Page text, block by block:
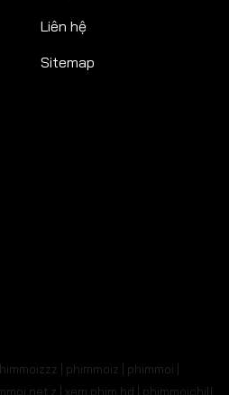
Liên hệ
Sitemap
| phimmoiz | phimmoi |
z | xem phim hd | phimmoichill